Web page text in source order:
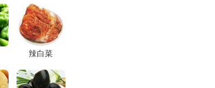
辣白菜